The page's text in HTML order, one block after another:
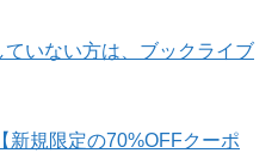
ていない方は、ブックライブ
新規限定の70%OFFクーポ